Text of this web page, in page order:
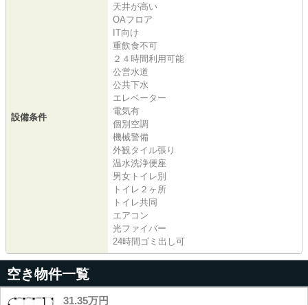
設備条件
天井が高い
OAフロア
IT向け
重飲食不可
２４時間利用可能
公営水道
公共下水
エレベーター
電気有
個別空調
機械警備
外観タイル張り
温水洗浄便座
男女トイレ別
トイレ２ヶ所
トイレ共同
エアコン
光ファイバー
24時間ゴミ出し可
空き物件一覧
31.35万円